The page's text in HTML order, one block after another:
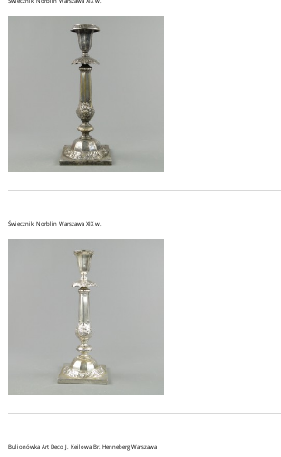
Świecznik, Norblin Warszawa XIX w.
Bulionówka Art Deco J. Keilowa Br. Henneberg Warszawa